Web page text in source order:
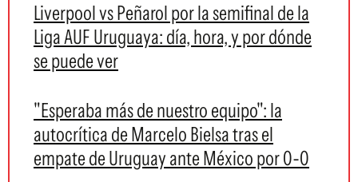
Liverpool vs Peñarol por la semifinal de la
Liga AUF Uruguaya: día, hora, y por dónde
se puede ver
"Esperaba más de nuestro equipo": la
autocrítica de Marcelo Bielsa tras el
empate de Uruguay ante México por 0-0